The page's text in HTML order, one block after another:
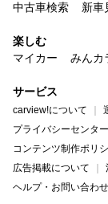
中古車検索
新車
楽しむ
マイカー
みんカ
サービス
carview!について
プライバシーセンター
コンテンツ制作ポリ
広告掲載について
ヘルプ・お問い合わせ